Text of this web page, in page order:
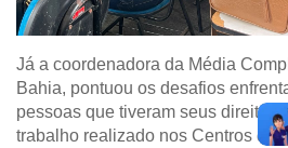
Já a coordenadora da Média
Bahia, pontuou os desafios
pessoas que tiveram seus direitos
trabalho realizado nos Centros de